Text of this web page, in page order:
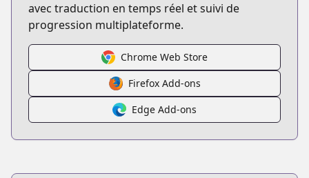
avec traduction en temps réel et suivi de
progression multiplateforme.
Chrome Web Store
Firefox Add-ons
Edge Add-ons